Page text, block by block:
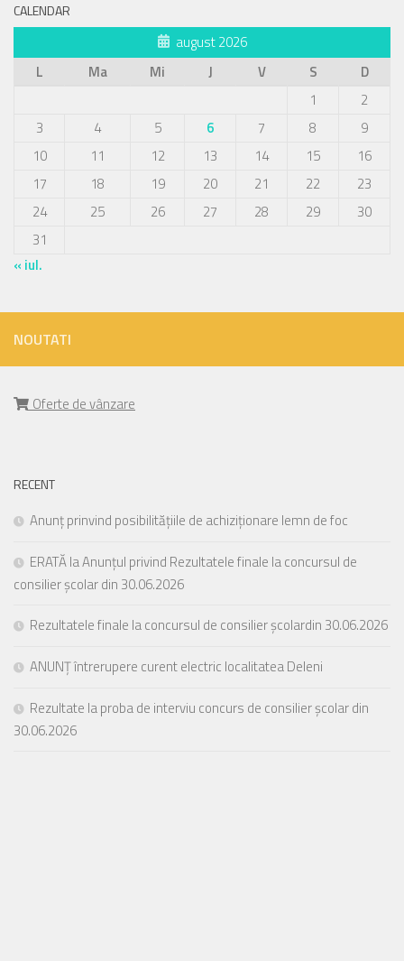
CALENDAR
august 2026
L
Ma Mi J V S
D
1
2
3
4 5 6 7 8
9
10
11 12 13 14 15
16
17
18 19 20 21 22
23
24
25 26 27 28 29
30
31
« iul.
NOUTATI
Oferte de vânzare
RECENT
Anunț prinvind posibilitățiile de achiziționare lemn de foc
ERATĂ la Anunțul privind Rezultatele finale la concursul de
consilier școlar din 30.06.2026
Rezultatele finale la concursul de consilier școlardin 30.06.2026
ANUNȚ întrerupere curent electric localitatea Deleni
Rezultate la proba de interviu concurs de consilier școlar din
30.06.2026